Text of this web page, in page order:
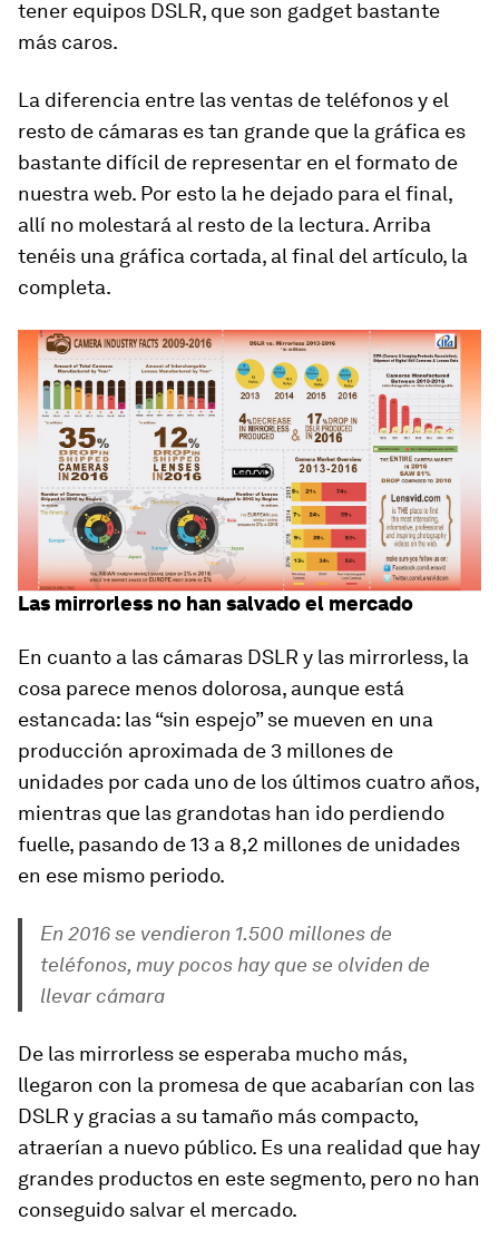
tener equipos DSLR, que son gadget bastante
más caros.
La diferencia entre las ventas de teléfonos y el
resto de cámaras es tan grande que la gráfica es
bastante difícil de representar en el formato de
nuestra web. Por esto la he dejado para el final,
allí no molestará al resto de la lectura. Arriba
tenéis una gráfica cortada, al final del artículo, la
completa.
Las mirrorless no han salvado el mercado
En cuanto a las cámaras DSLR y las mirrorless, la
cosa parece menos dolorosa, aunque está
estancada: las “sin espejo” se mueven en una
producción aproximada de 3 millones de
unidades por cada uno de los últimos cuatro años,
mientras que las grandotas han ido perdiendo
fuelle, pasando de 13 a 8,2 millones de unidades
en ese mismo periodo.
En 2016 se vendieron 1.500 millones de
teléfonos, muy pocos hay que se olviden de
llevar cámara
De las mirrorless se esperaba mucho más,
llegaron con la promesa de que acabarían con las
DSLR y gracias a su tamaño más compacto,
atraerían a nuevo público. Es una realidad que hay
grandes productos en este segmento, pero no han
conseguido salvar el mercado.